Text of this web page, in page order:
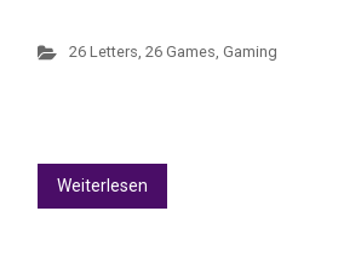
26 Letters, 26 Games, Gaming
Weiterlesen